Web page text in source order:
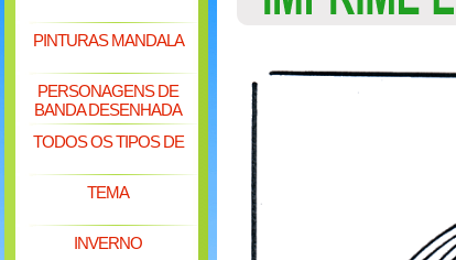
PINTURAS MANDALA
PERSONAGENS DE
BANDA DESENHADA
TODOS OS TIPOS DE
TEMA
INVERNO